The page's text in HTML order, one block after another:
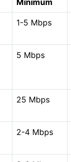
Minimum
1-5 Mbps
5 Mbps
25 Mbps
2-4 Mbps